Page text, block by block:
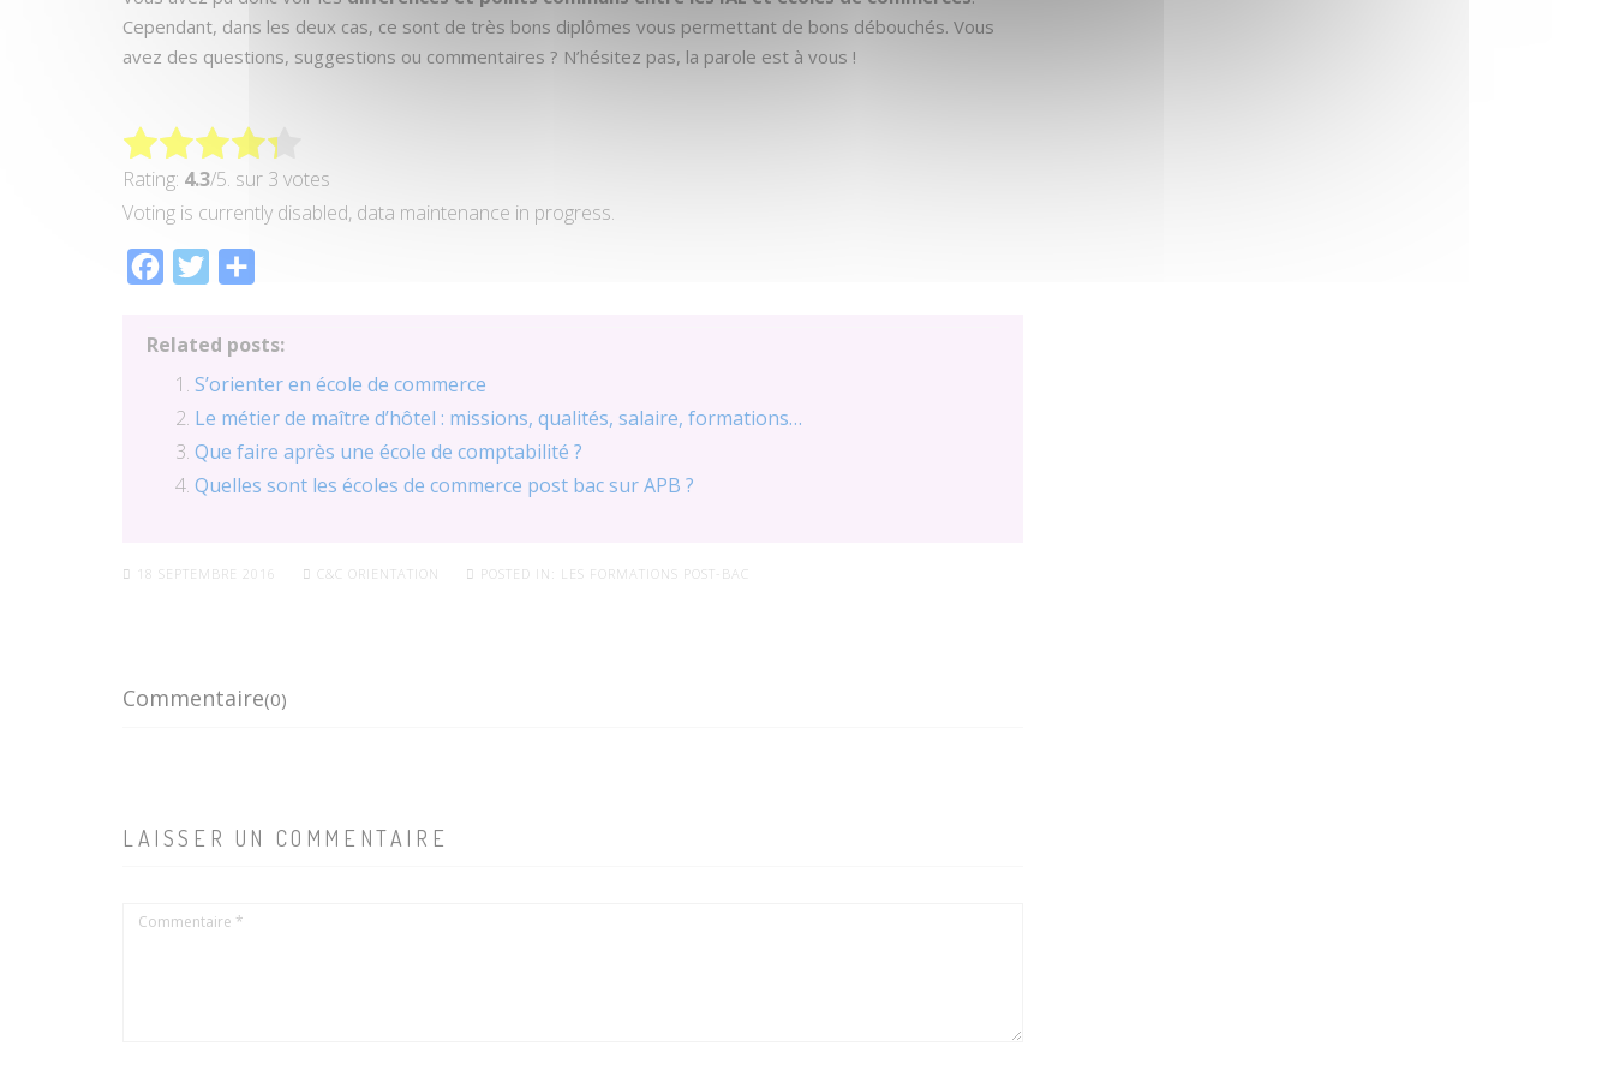
Cependant, dans les deux cas, ce sont de très bons diplômes vous permettant de bons débouchés. Vous
avez des questions, suggestions ou commentaires ? N’hésitez pas, la parole est à vous !
Rating: 4.3/5. sur 3 votes
Voting is currently disabled, data maintenance in progress.
Facebook
Twitter
Related posts:
S’orienter en école de commerce
Le métier de maître d’hôtel : missions, qualités, salaire, formations…
Que faire après une école de comptabilité ?
Quelles sont les écoles de commerce post bac sur APB ?
18 SEPTEMBRE 2016 C&C ORIENTATION POSTED IN: LES FORMATIONS POST-BAC
Commentaire(0)
LAISSER UN COMMENTAIRE